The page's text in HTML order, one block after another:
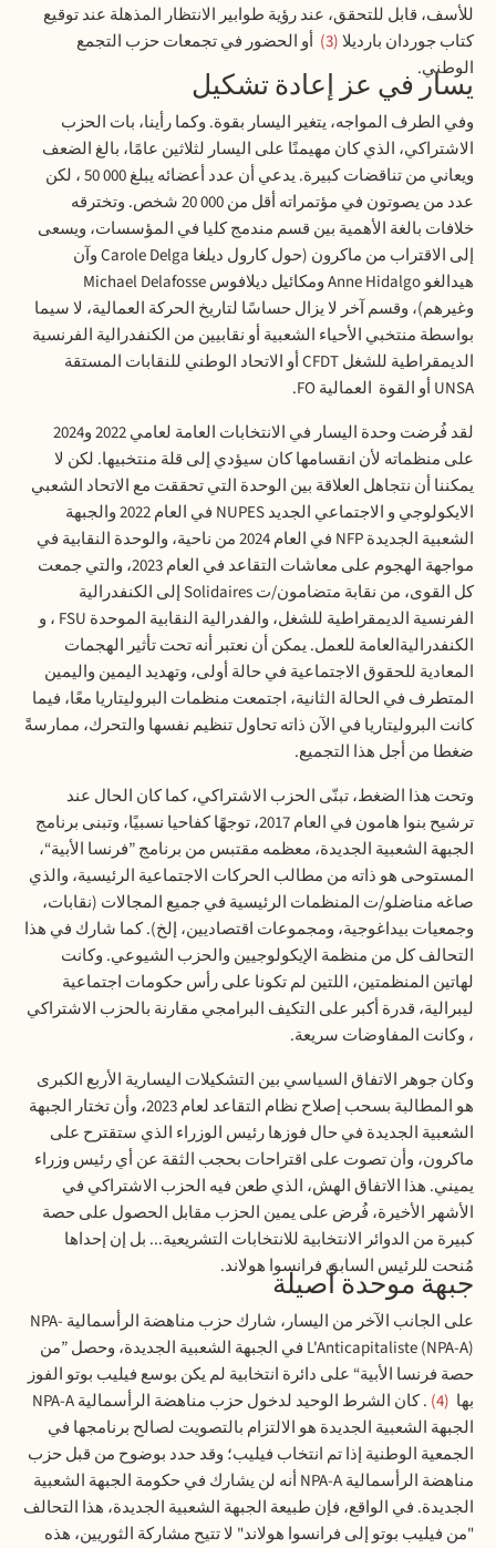
للأسف، قابل للتحقق، عند رؤية طوابير الانتظار المذهلة عند توقيع
كتاب جوردان بارديلا 3 أو الحضور في تجمعات حزب التجمع
الوطني.
يسار في عز إعادة تشكيل
وفي الطرف المواجه، يتغير اليسار بقوة. وكما رأينا، بات الحزب
الاشتراكي، الذي كان مهيمنًا على اليسار لثلاثين عامًا، بالغ الضعف
ويعاني من تناقضات كبيرة. يدعي أن عدد أعضائه يبلغ 000 50 ، لكن
عدد من يصوتون في مؤتمراته أقل من 000 20 شخص. وتخترقه
خلافات بالغة الأهمية بين قسم مندمج كليا في المؤسسات، ويسعى
إلى الاقتراب من ماكرون (حول كارول ديلغا Carole Delgaوآن
هيدالغوAnne Hidalgoومكائيل ديلافوسMichael Delafosse
وغيرهم)، وقسم آخر لا يزال حساسًا لتاريخ الحركة العمالية، لا سيما
بواسطة منتخبي الأحياء الشعبية أو نقابيين من الكنفدرالية الفرنسية
الديمقراطية للشغل
أو الاتحاد الوطني للنقابات المستقة
UNSA أو القوة العمالية
لقد فُرضت وحدة اليسار في الانتخابات العامة لعامي 2022 و2024
على منظماته لأن انقسامها كان سيؤدي إلى قلة منتخبيها. لكن لا
يمكننا أن نتجاهل العلاقة بين الوحدة التي تحققت مع الاتحاد الشعبي
الايكولوجي و الاجتماعي الجديدNUPES
في العام 2022 والجبهة
الشعبية الجديدةNFP
في العام 2024 من ناحية، والوحدة النقابية في
مواجهة الهجوم على معاشات التقاعد في العام 2023، والتي جمعت
كل القوى، من نقابة متضامون/تSolidairesإلى الكنفدرالية
الفرنسية الديمقراطية للشغل، والفدرالية النقابية الموحدة FSU ، و
الكنفدراليةالعامة للعمل. يمكن أن نعتبر أنه تحت تأثير الهجمات
المعادية للحقوق الاجتماعية في حالة أولى، وتهديد اليمين واليمين
المتطرف في الحالة الثانية، اجتمعت منظمات البروليتاريا معًا، فيما
كانت البروليتاريا في الآن ذاته تحاول تنظيم نفسها والتحرك، ممارسةً
ضغطا من أجل هذا التجميع.
وتحت هذا الضغط، تبنّى الحزب الاشتراكي، كما كان الحال عند
ترشيح بنوا هامون في العام 2017، توجهًا كفاحيا نسبيًا، وتبنى برنامج
الجبهة الشعبية الجديدة، معظمه مقتبس من برنامج ”فرنسا الأبية“،
المستوحى هو ذاته من مطالب الحركات الاجتماعية الرئيسية، والذي
صاغه مناضلو/ت المنظمات الرئيسية في جميع المجالات (نقابات،
وجمعيات بيداغوجية، ومجموعات اقتصاديين، إلخ). كما شارك في هذا
التحالف كل من منظمة الإيكولوجيين والحزب الشيوعي. وكانت
لهاتين المنظمتين، اللتين لم تكونا على رأس حكومات اجتماعية
ليبرالية، قدرة أكبر على التكيف البرامجي مقارنة بالحزب الاشتراكي
، وكانت المفاوضات سريعة.
وكان جوهر الاتفاق السياسي بين التشكيلات اليسارية الأربع الكبرى
هو المطالبة بسحب إصلاح نظام التقاعد لعام 2023، وأن تختار الجبهة
الشعبية الجديدة في حال فوزها رئيس الوزراء الذي ستقترح على
ماكرون، وأن تصوت على اقتراحات بحجب الثقة عن أي رئيس وزراء
يميني. هذا الاتفاق الهش، الذي طعن فيه الحزب الاشتراكي في
الأشهر الأخيرة، فُرض على يمين الحزب مقابل الحصول على حصة
كبيرة من الدوائر الانتخابية للانتخابات التشريعية... بل إن إحداها
مُنحت للرئيس السابق فرانسوا هولاند. جبهة موحدة أصيلة
على الجانب الآخر من اليسار، شارك حزب مناهضة الرأسمالية NPA-
L'Anticapitaliste (NPA-A) في الجبهة الشعبية الجديدة، وحصل ”من
حصة فرنسا الأبية“ على دائرة انتخابية لم يكن بوسع فيليب بوتو الفوز
بها 4 . كان الشرط الوحيد لدخول حزب مناهضة الرأسمالية
الجبهة الشعبية الجديدة هو الالتزام بالتصويت لصالح برنامجها في
الجمعية الوطنية إذا تم انتخاب فيليب؛ وقد حدد بوضوح من قبل حزب
مناهضة الرأسمالية
أنه لن يشارك في حكومة الجبهة الشعبية
الجديدة. في الواقع، فإن طبيعة الجبهة الشعبية الجديدة، هذا التحالف
"من فيليب بوتو إلى فرانسوا هولاند" لا تتيح مشاركة الثوريين، هذه